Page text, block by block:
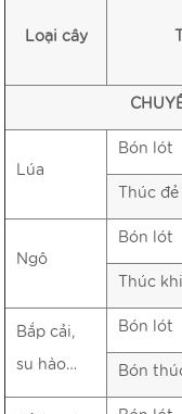
Loại cây
Lúa
Bón lót
Thúc
Ngô
Bón lót
Thúc
Bắp cải,
su hào…
Bón lót
Bón